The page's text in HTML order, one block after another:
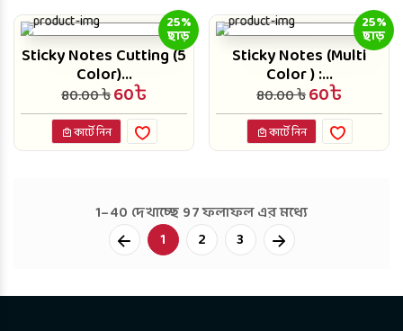
25%
ছাড়
Sticky Notes Cutting (5
Color)...
80.00 ৳60৳
কার্টে নিন
25%
ছাড়
Sticky Notes (Multi
Color ) :...
80.00 ৳60৳
কার্টে নিন
1–40 দেখাচ্ছে 97 ফলাফল এর মধ্যে
1
2 3 Next